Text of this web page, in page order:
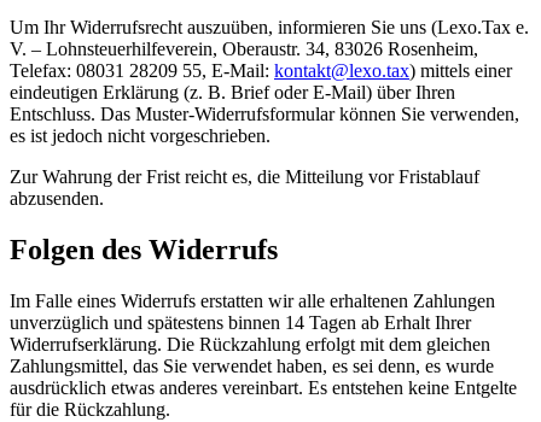
Um Ihr Widerrufsrecht auszuüben, informieren Sie uns (Lexo.Tax e.
V. – Lohnsteuerhilfeverein, Oberaustr. 34, 83026 Rosenheim,
Telefax: 08031 28209 55, E-Mail: kontakt@lexo.tax) mittels einer
eindeutigen Erklärung (z. B. Brief oder E-Mail) über Ihren
Entschluss. Das Muster-Widerrufsformular können Sie verwenden,
es ist jedoch nicht vorgeschrieben.
Zur Wahrung der Frist reicht es, die Mitteilung vor Fristablauf
abzusenden.
Folgen des Widerrufs
Im Falle eines Widerrufs erstatten wir alle erhaltenen Zahlungen
unverzüglich und spätestens binnen 14 Tagen ab Erhalt Ihrer
Widerrufserklärung. Die Rückzahlung erfolgt mit dem gleichen
Zahlungsmittel, das Sie verwendet haben, es sei denn, es wurde
ausdrücklich etwas anderes vereinbart. Es entstehen keine Entgelte
für die Rückzahlung.